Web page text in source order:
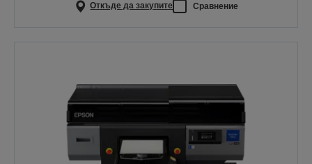
Откъде да закупите Сравнение